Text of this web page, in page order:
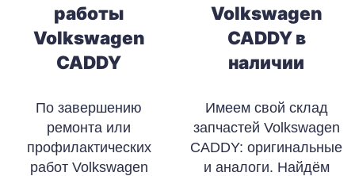
работы
Volkswagen
CADDY
По завершению
ремонта или
профилактических
работ Volkswagen
Volkswagen
CADDY в
наличии
Имеем свой склад
запчастей Volkswagen
CADDY: оригинальные
и аналоги. Найдём